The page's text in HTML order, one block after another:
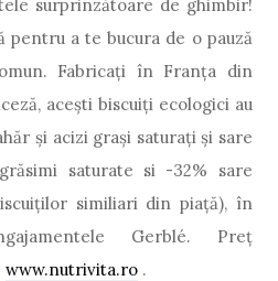
surprinzătoare de ghimbir!
pentru a te bucura de o pauză
Fabricați în Franța din
aceşti biscuiţi ecologici au
și acizi grași saturați și sare
saturate si -32% sare
similiari din piaţă), în
Gerblé. Preţ
www.nutrivita.ro .